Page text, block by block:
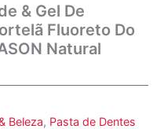
& Gel De
Fluoreto Do
Natural
Beleza, Pasta de Dentes